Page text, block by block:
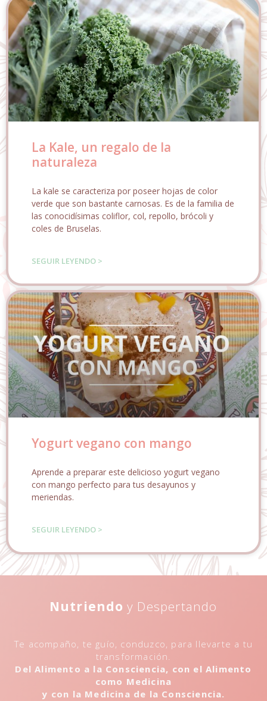
La Kale, un regalo de la
naturaleza
La kale se caracteriza por poseer hojas de color
verde que son bastante carnosas. Es de la familia de
las conocidísimas coliflor, col, repollo, brócoli y
coles de Bruselas.
SEGUIR LEYENDO >
Yogurt vegano con mango
Aprende a preparar este delicioso yogurt vegano
con mango perfecto para tus desayunos y
meriendas.
SEGUIR LEYENDO >
Nutriendo y Despertando
Te acompaño, te guío, conduzco, para llevarte a tu
transformación.
Del Alimento a la Consciencia, con el Alimento
como Medicina
y con la Medicina de la Consciencia.